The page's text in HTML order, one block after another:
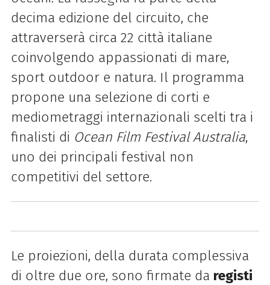
decima edizione del circuito, che
attraverserà circa 22 città italiane
coinvolgendo appassionati di mare,
sport outdoor e natura. Il programma
propone una selezione di corti e
mediometraggi internazionali scelti tra i
finalisti di Ocean Film Festival Australia,
uno dei principali festival non
competitivi del settore.
Le proiezioni, della durata complessiva
di oltre due ore, sono firmate da registi